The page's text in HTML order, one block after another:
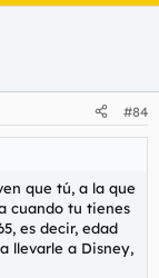
#84
que tú, a la que
cuando tu tienes
es decir, edad
llevarle a Disney,